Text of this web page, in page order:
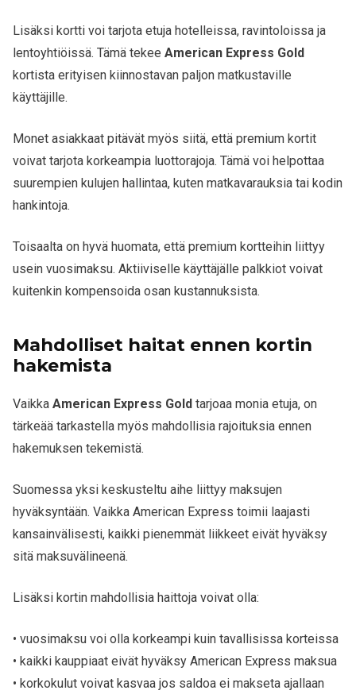
Lisäksi kortti voi tarjota etuja hotelleissa, ravintoloissa ja
lentoyhtiöissä. Tämä tekee American Express Gold
kortista erityisen kiinnostavan paljon matkustaville
käyttäjille.
Monet asiakkaat pitävät myös siitä, että premium kortit
voivat tarjota korkeampia luottorajoja. Tämä voi helpottaa
suurempien kulujen hallintaa, kuten matkavarauksia tai kodin
hankintoja.
Toisaalta on hyvä huomata, että premium kortteihin liittyy
usein vuosimaksu. Aktiiviselle käyttäjälle palkkiot voivat
kuitenkin kompensoida osan kustannuksista.
Mahdolliset haitat ennen kortin
hakemista
Vaikka American Express Gold tarjoaa monia etuja, on
tärkeää tarkastella myös mahdollisia rajoituksia ennen
hakemuksen tekemistä.
Suomessa yksi keskusteltu aihe liittyy maksujen
hyväksyntään. Vaikka American Express toimii laajasti
kansainvälisesti, kaikki pienemmät liikkeet eivät hyväksy
sitä maksuvälineenä.
Lisäksi kortin mahdollisia haittoja voivat olla:
• vuosimaksu voi olla korkeampi kuin tavallisissa korteissa
• kaikki kauppiaat eivät hyväksy American Express maksua
• korkokulut voivat kasvaa jos saldoa ei makseta ajallaan